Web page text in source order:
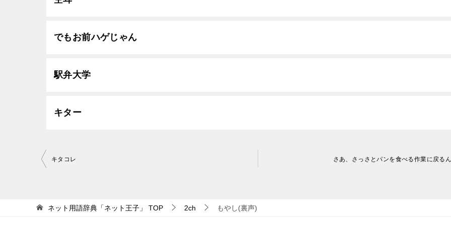
でもお前ハゲじゃん
駅弁大学
キター
投
ビ
キタコレ さあ、さっさとパンを食べる作業に戻る
ネット用語辞典「ネット王子」 TOP 2ch もやし(裏声)